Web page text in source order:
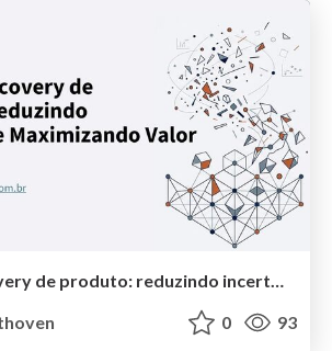
Ciclo de Discovery de produto: reduzindo incertezas e maximizando valor
0 93